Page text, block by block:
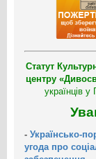
Статут
центру
українців у
- Українсько-
угода про